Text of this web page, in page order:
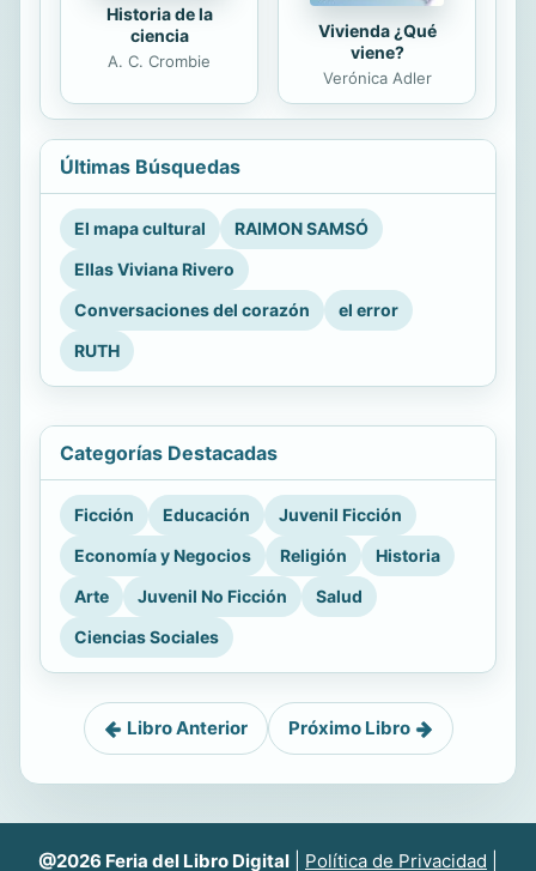
Historia de la
ciencia
A. C. Crombie
Vivienda ¿Qué
viene?
Verónica Adler
Últimas Búsquedas
El mapa cultural
RAIMON SAMSÓ
Ellas Viviana Rivero
Conversaciones del corazón
el error
RUTH
Categorías Destacadas
Ficción Educación
Juvenil Ficción
Economía y Negocios
Religión
Historia
Arte
Juvenil No Ficción
Salud
Ciencias Sociales
Libro Anterior Próximo Libro
@2026 Feria del Libro Digital Política de Privacidad